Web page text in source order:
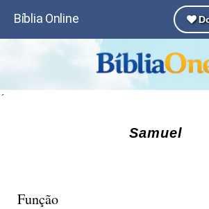
Bíblia Online
´
Samuel
Função